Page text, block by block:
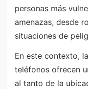
personas más
amenazas, desde
situaciones de
En este contexto,
teléfonos ofrecen
al tanto de la